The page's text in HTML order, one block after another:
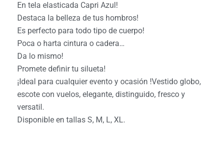
En tela elasticada Capri Azul!
Destaca la belleza de tus hombros!
Es perfecto para todo tipo de cuerpo!
Poca o harta cintura o cadera…
Da lo mismo!
Promete definir tu silueta!
¡Ideal para cualquier evento y ocasión !Vestido globo,
escote con vuelos, elegante, distinguido, fresco y
versatil.
Disponible en tallas S, M, L, XL.